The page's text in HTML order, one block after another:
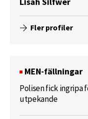
Fler profiler
MEN-fällningar
Polisen fick
utpekande